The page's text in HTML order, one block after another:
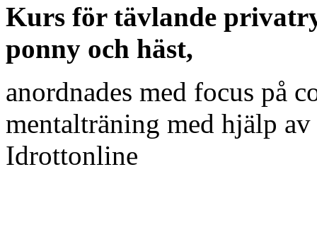
Kurs för tävlande
ponny och häst,
anordnades med focus på
mentalträning med hjälp
Idrottonline